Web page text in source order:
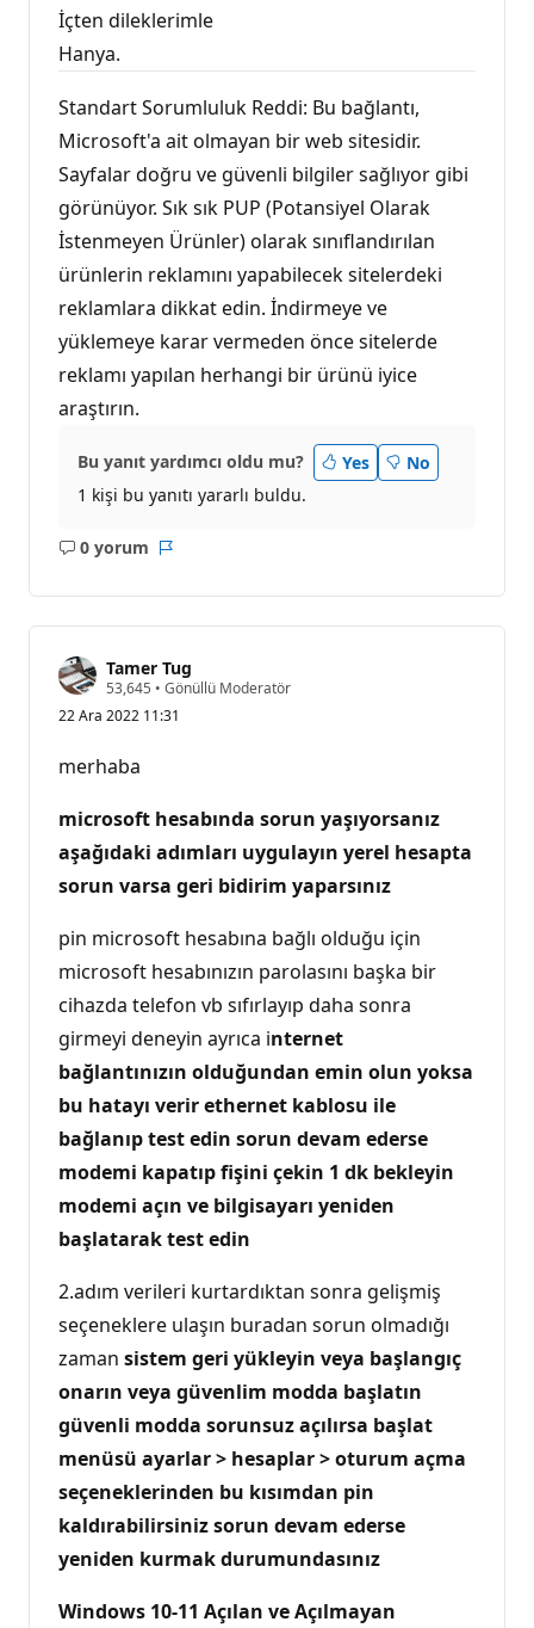
İçten dileklerimle
Hanya.
Standart Sorumluluk Reddi: Bu bağlantı,
Microsoft'a ait olmayan bir web sitesidir.
Sayfalar doğru ve güvenli bilgiler sağlıyor gibi
görünüyor. Sık sık PUP (Potansiyel Olarak
İstenmeyen Ürünler) olarak sınıflandırılan
ürünlerin reklamını yapabilecek sitelerdeki
reklamlara dikkat edin. İndirmeye ve
yüklemeye karar vermeden önce sitelerde
reklamı yapılan herhangi bir ürünü iyice
araştırın.
Bu yanıt yardımcı oldu mu? Yes
No
1 kişi bu yanıtı yararlı buldu.
0 yorum
Açıklama
Tamer Tug
53,645 S
y
ı
k
p
u
a
• Gönüllü Moderatör
22 Ara 2022 11:31
merhaba
microsoft hesabında sorun yaşıyorsanız
aşağıdaki adımları uygulayın yerel hesapta
sorun varsa geri bidirim yaparsınız
pin microsoft hesabına bağlı olduğu için
microsoft hesabınızın parolasını başka bir
cihazda telefon vb sıfırlayıp daha sonra
girmeyi deneyin ayrıca internet
bağlantınızın olduğundan emin olun yoksa
bu hatayı verir ethernet kablosu ile
bağlanıp test edin sorun devam ederse
modemi kapatıp fişini çekin 1 dk bekleyin
modemi açın ve bilgisayarı yeniden
başlatarak test edin
2.adım verileri kurtardıktan sonra gelişmiş
seçeneklere ulaşın buradan sorun olmadığı
zaman sistem geri yükleyin veya başlangıç
onarın veya güvenlim modda başlatın
güvenli modda sorunsuz açılırsa başlat
menüsü ayarlar > hesaplar > oturum açma
seçeneklerinden bu kısımdan pin
kaldırabilirsiniz sorun devam ederse
yeniden kurmak durumundasınız
Windows 10-11 Açılan ve Açılmayan